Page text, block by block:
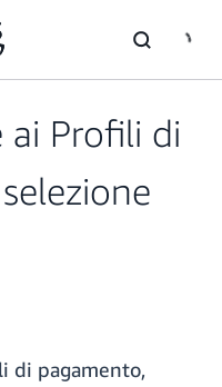
ai Profili di
di pagamento,